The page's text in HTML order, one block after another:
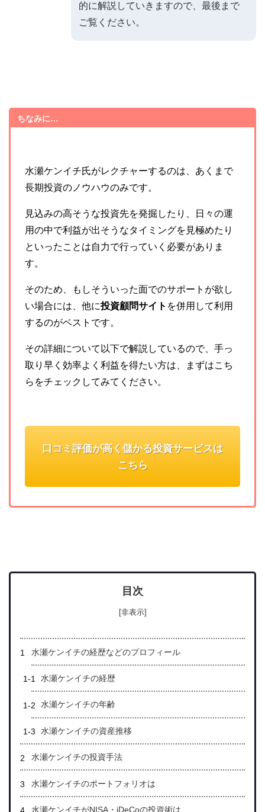
的に解説していきますので、最後まで
ご覧ください。
ちなみに…
水瀬ケンイチ氏がレクチャーするのは、あくまで
長期投資のノウハウのみです。
見込みの高そうな投資先を発掘したり、日々の運
用の中で利益が出そうなタイミングを見極めたり
といったことは自力で行っていく必要がありま
す。
そのため、もしそういった面でのサポートが欲し
い場合には、他に投資顧問サイト を併用して利用
するのがベストです。
その詳細について以下で解説しているので、手っ
取り早く効率よく利益を得たい方は、まずはこち
らをチェックしてみてください。
口コミ評価が高く儲かる投資サービスは
こちら
目次
[非表示]
水瀬ケンイチの経歴などのプロフィール
水瀬ケンイチの経歴
水瀬ケンイチの年齢
水瀬ケンイチの資産推移
水瀬ケンイチの投資手法
水瀬ケンイチのポートフォリオは
水瀬ケンイチがNISA・iDeCoの投資術は